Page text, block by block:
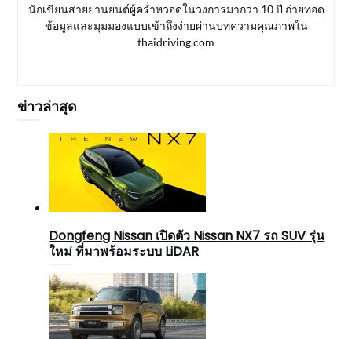
นักเขียนสายยานยนต์ผู้คร่ำหวอดในวงการมากว่า 10 ปี ถ่ายทอด
ข้อมูลและมุมมองแบบเข้าถึงง่ายผ่านบทความคุณภาพใน
thaidriving.com
ข่าวล่าสุด
Dongfeng Nissan เปิดตัว Nissan NX7 รถ SUV รุ่น
ใหม่ ที่มาพร้อมระบบ LiDAR